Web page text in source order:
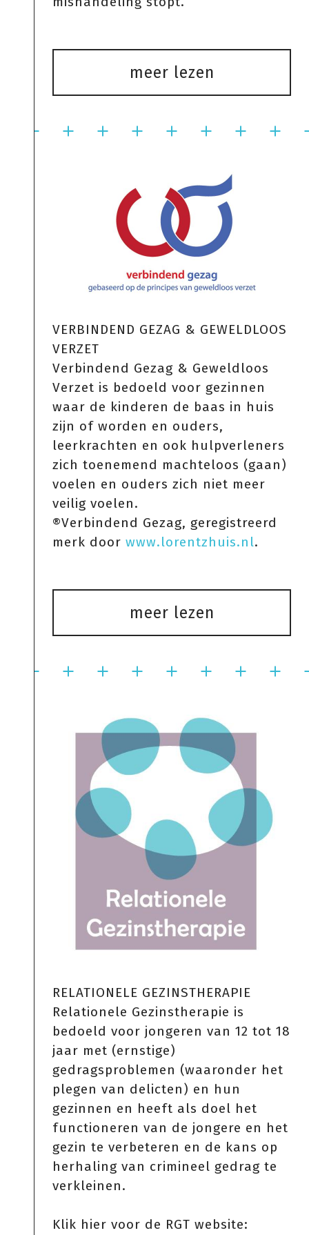
meer lezen
VERBINDEND GEZAG & GEWELDLOOS
VERZET
Verbindend Gezag & Geweldloos
Verzet is bedoeld voor gezinnen
waar de kinderen de baas in huis
zijn of worden en ouders,
leerkrachten en ook hulpverleners
zich toenemend machteloos (gaan)
voelen en ouders zich niet meer
veilig voelen.
®Verbindend Gezag, geregistreerd
merk door www.lorentzhuis.nl.
meer lezen
RELATIONELE GEZINSTHERAPIE
Relationele Gezinstherapie is
bedoeld voor jongeren van 12 tot 18
jaar met (ernstige)
gedragsproblemen (waaronder het
plegen van delicten) en hun
gezinnen en heeft als doel het
functioneren van de jongere en het
gezin te verbeteren en de kans op
herhaling van crimineel gedrag te
verkleinen.
Klik hier voor de RGT website: